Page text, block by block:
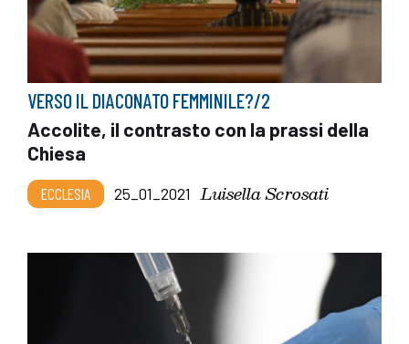
VERSO IL DIACONATO FEMMINILE?/2
Accolite, il contrasto con la prassi della
Chiesa
ECCLESIA 25_01_2021 Luisella Scrosati